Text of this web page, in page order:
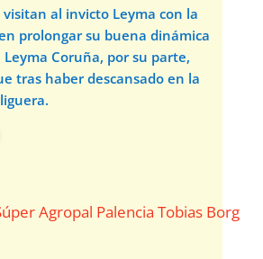
visitan al invicto Leyma con la
prolongar su buena dinámica
Coruña, por su parte,
tras haber descansado en la